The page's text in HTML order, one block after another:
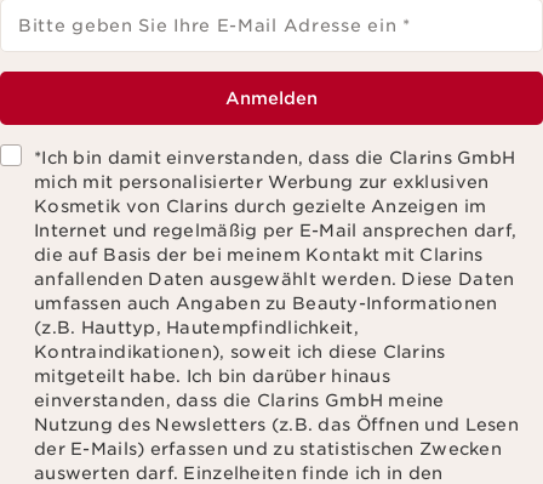
Bitte geben Sie Ihre E-Mail Adresse ein *
Anmelden
*Ich bin damit einverstanden, dass die Clarins GmbH
mich mit personalisierter Werbung zur exklusiven
Kosmetik von Clarins durch gezielte Anzeigen im
Internet und regelmäßig per E-Mail ansprechen darf,
die auf Basis der bei meinem Kontakt mit Clarins
anfallenden Daten ausgewählt werden. Diese Daten
umfassen auch Angaben zu Beauty-Informationen
(z.B. Hauttyp, Hautempfindlichkeit,
Kontraindikationen), soweit ich diese Clarins
mitgeteilt habe. Ich bin darüber hinaus
einverstanden, dass die Clarins GmbH meine
Nutzung des Newsletters (z.B. das Öffnen und Lesen
der E-Mails) erfassen und zu statistischen Zwecken
auswerten darf. Einzelheiten finde ich in den